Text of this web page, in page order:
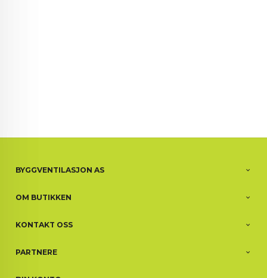
BYGGVENTILASJON AS
OM BUTIKKEN
KONTAKT OSS
PARTNERE